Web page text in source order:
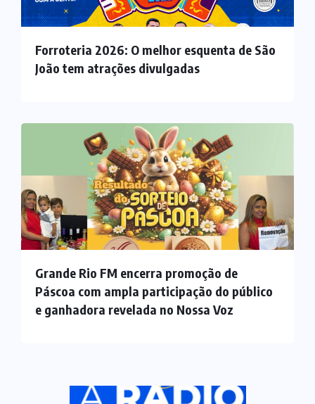
Forroteria 2026: O melhor esquenta de São
João tem atrações divulgadas
Grande Rio FM encerra promoção de
Páscoa com ampla participação do público
e ganhadora revelada no Nossa Voz